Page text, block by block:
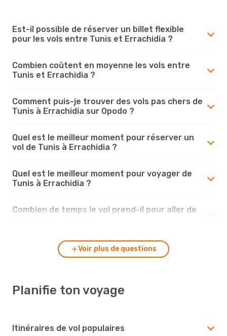
Est-il possible de réserver un billet flexible
pour les vols entre Tunis et Errachidia ?
Combien coûtent en moyenne les vols entre
Tunis et Errachidia ?
Comment puis-je trouver des vols pas chers de
Tunis à Errachidia sur Opodo ?
Quel est le meilleur moment pour réserver un
vol de Tunis à Errachidia ?
Quel est le meilleur moment pour voyager de
Tunis à Errachidia ?
Combien de temps le vol prend-il pour aller de
Voir plus de questions
Planifie ton voyage
Itinéraires de vol populaires